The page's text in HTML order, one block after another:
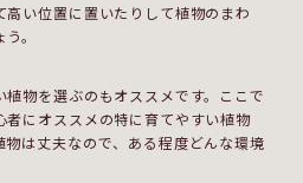
い位置に置いたりして植物のまわ
。
物を選ぶのもオススメです。ここで
者にオススメの特に育てやすい植物
は丈夫なので、ある程度どんな環境